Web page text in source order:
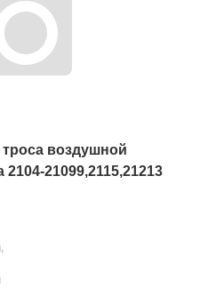
воздушной
21099,2115,21213